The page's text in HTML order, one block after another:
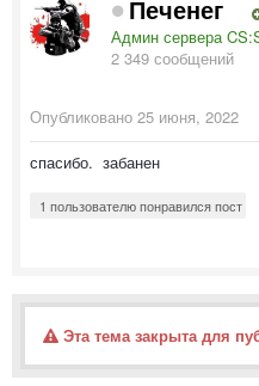
Печенег
Админ сервера
2 349 сообщений
Опубликовано 25 июня, 2022
спасибо. забанен
1 пользователю понравился пост
Эта тема закрыта для